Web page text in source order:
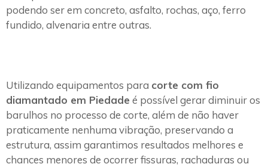
podendo ser em concreto, asfalto, rochas, aço, ferro
fundido, alvenaria entre outras.
Utilizando equipamentos para corte com fio
diamantado em Piedade é possível gerar diminuir os
barulhos no processo de corte, além de não haver
praticamente nenhuma vibração, preservando a
estrutura, assim garantimos resultados melhores e
chances menores de ocorrer fissuras, rachaduras ou